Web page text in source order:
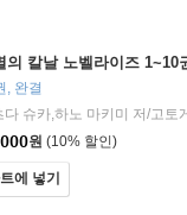
의 칼날 노벨라이즈 1~10
, 완결
다 슈카,하노 마키미 저/고토
원 (10% 할인)
에 넣기